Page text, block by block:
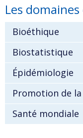
Les
Bioéthique
Biostatistique
Épidémiologie
Promotion de
Santé mondiale